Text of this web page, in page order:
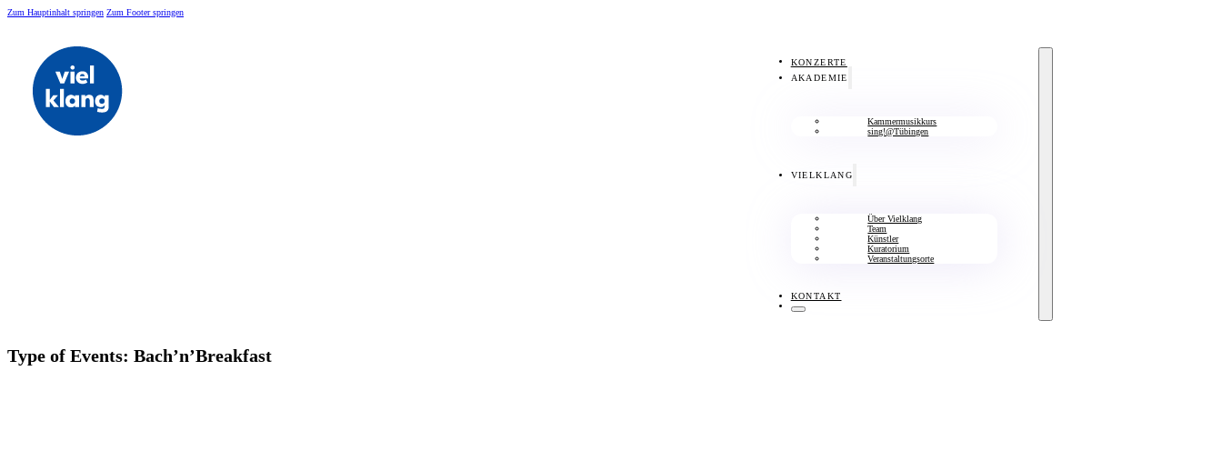
Zum Hauptinhalt springen Zum Footer springen
KONZERTE
AKADEMIE
Kammermusikkurs
sing!@Tübingen
VIELKLANG
Über Vielklang
Team
Künstler
Kuratorium
Veranstaltungsorte
KONTAKT
Type of Events: Bach’n’Breakfast